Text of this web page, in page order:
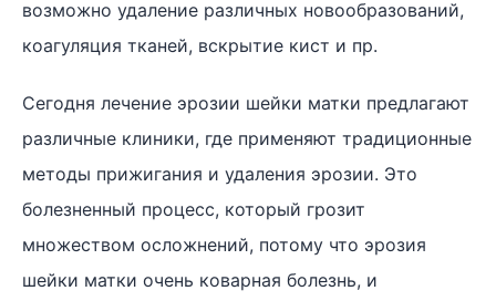
возможно удаление различных новообразований,
коагуляция тканей, вскрытие кист и пр.
Сегодня лечение эрозии шейки матки предлагают
различные клиники, где применяют традиционные
методы прижигания и удаления эрозии. Это
болезненный процесс, который грозит
множеством осложнений, потому что эрозия
шейки матки очень коварная болезнь, и